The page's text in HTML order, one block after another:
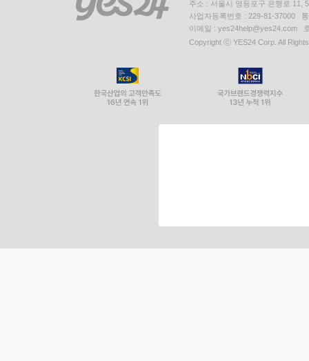
주소 : 서울시 영등포구 은행로 11,
사업자등록번호 : 229-81-37000
이메일 : yes24help@yes24.com
Copyright ⓒ YES24 Corp. All